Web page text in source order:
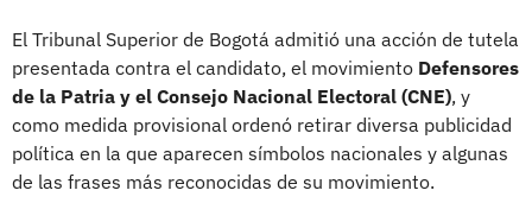
El Tribunal Superior de Bogotá admitió una acción de tutela
presentada contra el candidato, el movimiento Defensores
de la Patria y el Consejo Nacional Electoral (CNE), y
como medida provisional ordenó retirar diversa publicidad
política en la que aparecen símbolos nacionales y algunas
de las frases más reconocidas de su movimiento.